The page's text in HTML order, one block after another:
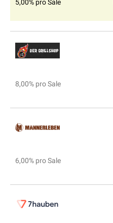
5,00% pro Sale
8,00% pro Sale
6,00% pro Sale